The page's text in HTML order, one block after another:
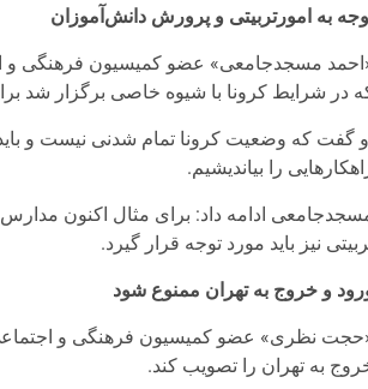
به امورتربیتی و پرورش دانش‌آموزان
مسجدجامعی» عضو کمیسیون فرهنگی و
در شرایط کرونا با شیوه خاصی برگزار شد
او گفت که وضعیت کرونا تمام شدنی نیست و
را بیاندیشیم.
ادامه داد: برای مثال اکنون
نیز باید مورد توجه قرار گیرد.
و خروج به تهران ممنوع شود
نظری» عضو کمیسیون فرهنگی و
به تهران را تصویب کند.